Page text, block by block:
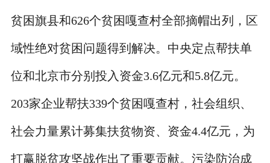
贫困旗县和626个贫困嘎查村全部摘帽出列，区
域性绝对贫困问题得到解决。中央定点帮扶单
位和北京市分别投入资金3.6亿元和5.8亿元。
203家企业帮扶339个贫困嘎查村，社会组织、
社会力量累计募集扶贫物资、资金4.4亿元，为
打赢脱贫攻坚战作出了重要贡献。污染防治成